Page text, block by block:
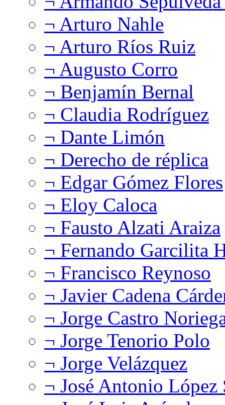
¬ Arturo Nahle
¬ Arturo Ríos Ruiz
¬ Augusto Corro
¬ Benjamín Bernal
¬ Claudia Rodríguez
¬ Dante Limón
¬ Derecho de réplica
¬ Edgar Gómez Flores
¬ Eloy Caloca
¬ Fausto Alzati Araiza
¬ Fernando Garcilita
¬ Francisco Reynoso
¬ Javier Cadena
¬ Jorge Castro
¬ Jorge Tenorio Polo
¬ Jorge Velázquez
¬ José Antonio López